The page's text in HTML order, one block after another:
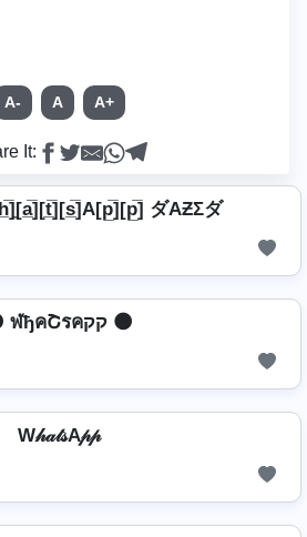
A- A A+
It:
ダAƵΣダ
🌑 ฬђคՇรคקק 🌑
W𝒽𝒶𝓉𝓈A𝓅𝓅